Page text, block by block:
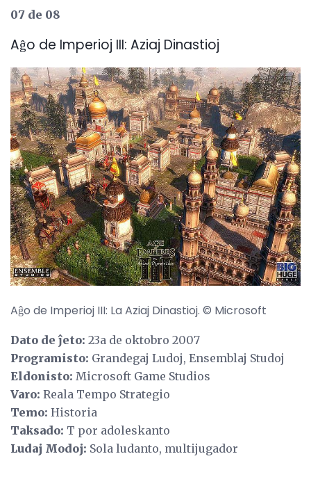
07 de 08
Aĝo de Imperioj III: Aziaj Dinastioj
Aĝo de Imperioj III: La Aziaj Dinastioj. © Microsoft
Dato de ĵeto: 23a de oktobro 2007
Programisto: Grandegaj Ludoj, Ensemblaj Studoj
Eldonisto: Microsoft Game Studios
Varo: Reala Tempo Strategio
Temo: Historia
Taksado: T por adoleskanto
Ludaj Modoj: Sola ludanto, multijugador